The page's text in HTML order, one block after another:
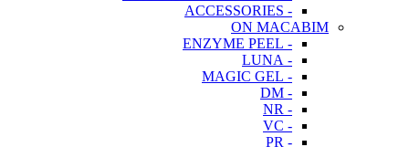
- ACCESSORIES
ON MACABIM
- ENZYME PEEL
- LUNA
- MAGIC GEL
- DM
- NR
- VC
- PR